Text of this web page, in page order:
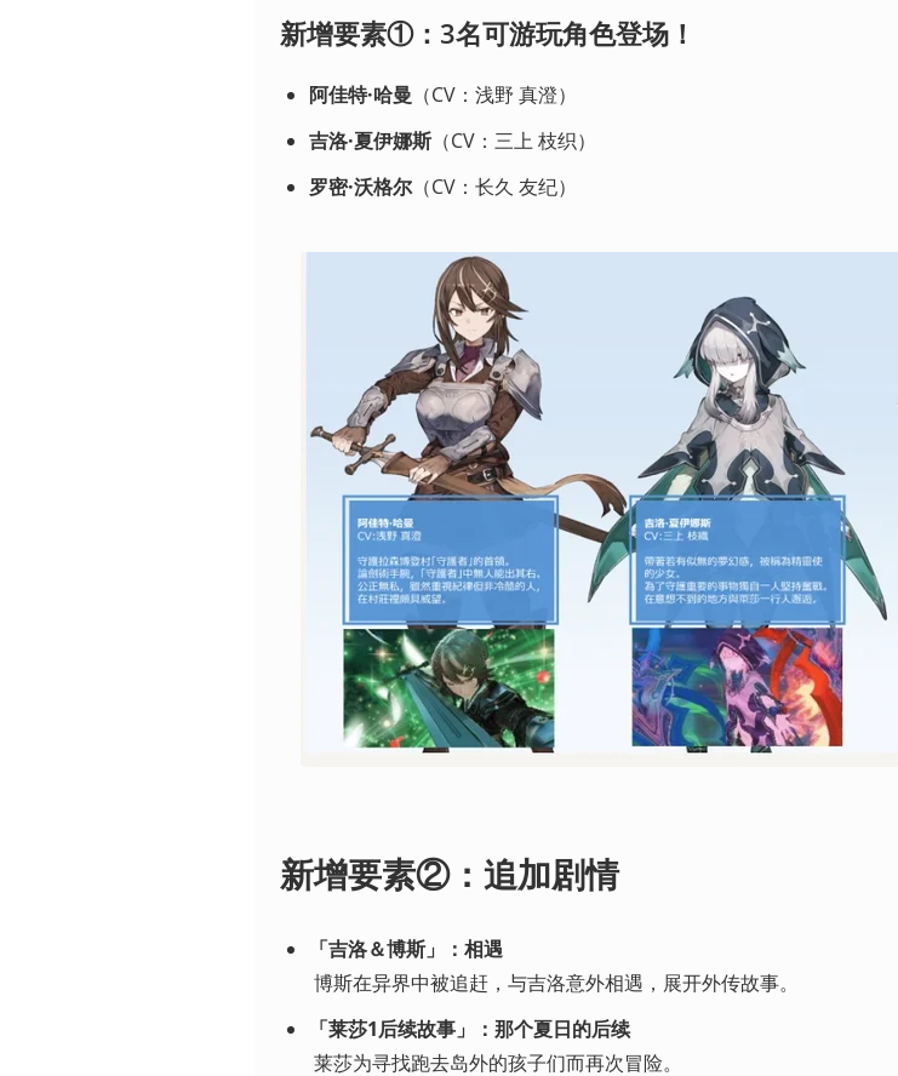
新增要素①：3名可游玩角色登场！
阿佳特·哈曼 （CV：浅野 真澄）
吉洛·夏伊娜斯（CV：三上 枝织）
罗密·沃格尔（CV：长久 友纪）
新增要素②：追加剧情
「吉洛＆博斯」：相遇
博斯在异界中被追赶，与吉洛意外相遇，展开外传故事。
「莱莎1后续故事」：那个夏日的后续
莱莎为寻找跑去岛外的孩子们而再次冒险。